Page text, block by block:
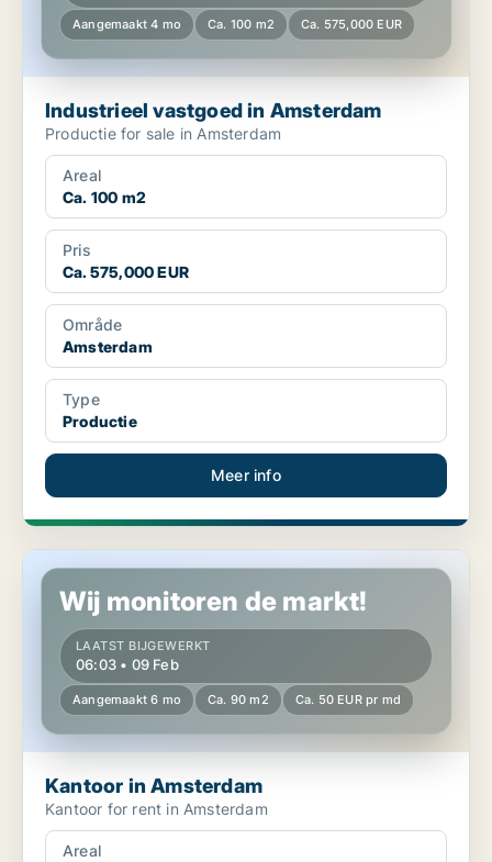
Aangemaakt 4 mo Ca. 100 m2 Ca. 575,000 EUR
Industrieel vastgoed in Amsterdam
Productie for sale in Amsterdam
Areal
Ca. 100 m2
Pris
Ca. 575,000 EUR
Område
Amsterdam
Type
Productie
Meer info
Kantoor in Amsterdam
Wij monitoren de markt!
LAATST BIJGEWERKT
06:03 • 09 Feb
Aangemaakt 6 mo Ca. 90 m2 Ca. 50 EUR pr md
Kantoor in Amsterdam
Kantoor for rent in Amsterdam
Areal